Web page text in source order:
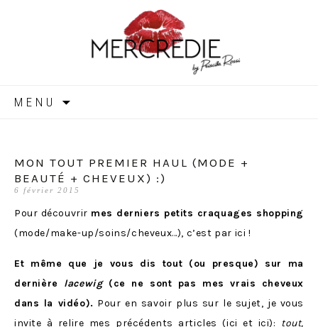
MERCREDIE
MENU
MON TOUT PREMIER HAUL (MODE +
BEAUTÉ + CHEVEUX) :)
6 février 2015
Pour découvrir mes derniers petits craquages shopping
(mode/make-up/soins/cheveux…), c’est par ici !
Et même que je vous dis tout (ou presque) sur ma
dernière lacewig(ce ne sont pas mes vrais cheveux
dans la vidéo). Pour en savoir plus sur le sujet, je vous
invite à relire mes précédents articles (ici et ici): tout,